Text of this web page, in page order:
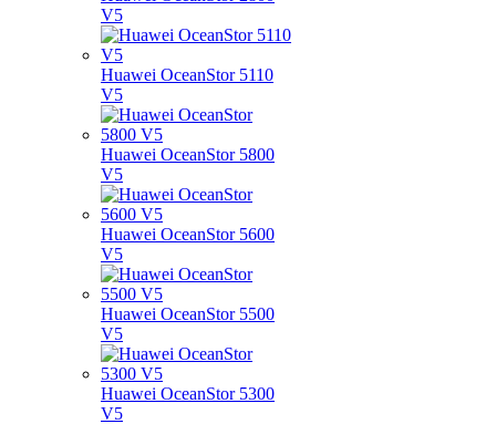
V5
Huawei OceanStor 5110
V5
Huawei OceanStor 5800
V5
Huawei OceanStor 5600
V5
Huawei OceanStor 5500
V5
Huawei OceanStor 5300
V5